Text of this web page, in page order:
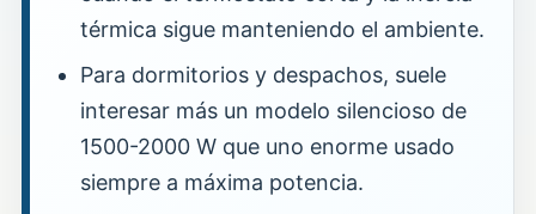
térmica sigue manteniendo el ambiente.
Para dormitorios y despachos, suele
interesar más un modelo silencioso de
1500-2000 W que uno enorme usado
siempre a máxima potencia.